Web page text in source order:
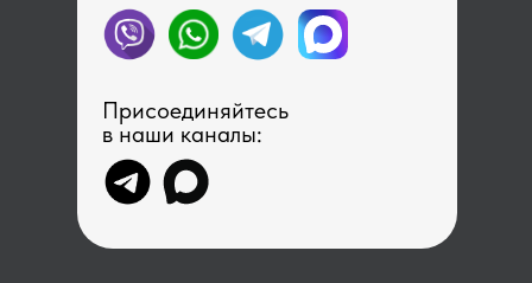
Присоединяйтесь
в наши каналы: